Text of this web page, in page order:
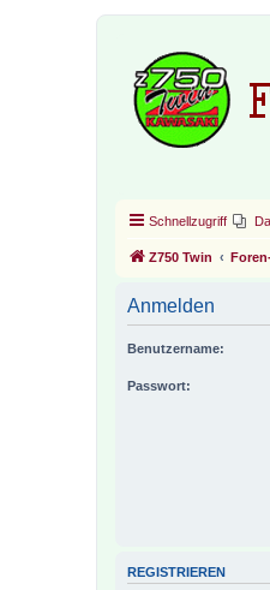
Schnellzugriff
Z750 Twin
Anmelden
Benutzername:
Passwort:
REGISTRIEREN